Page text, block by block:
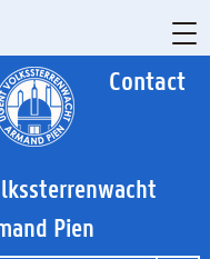
Contact
Pien